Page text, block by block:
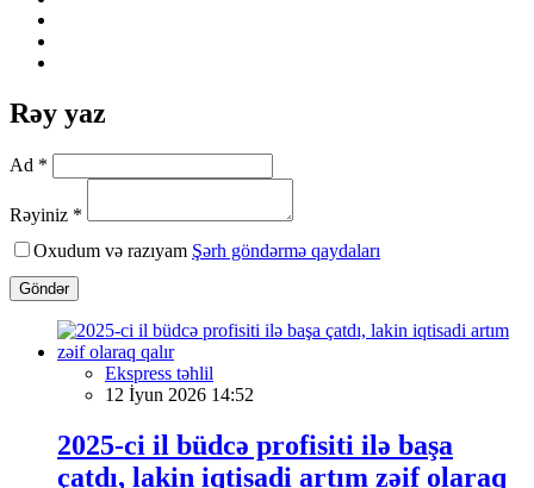
Rəy yaz
Ad *
Rəyiniz *
Oxudum və razıyam Şərh göndərmə qaydaları
Göndər
Ekspress təhlil
12 İyun 2026 14:52
2025-ci il büdcə profisiti ilə başa
çatdı, lakin iqtisadi artım zəif olaraq